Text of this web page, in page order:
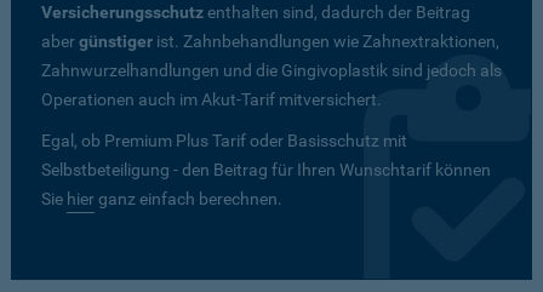
Versicherungsschutzenthalten sind, dadurch der Beitrag
abergünstiger ist. Zahnbehandlungen wie Zahnextraktionen,
Zahnwurzelhandlungen und die Gingivoplastik sind jedoch als
Operationen auch im Akut-Tarif mitversichert.
Egal, ob Premium Plus Tarif oder Basisschutz mit
Selbstbeteiligung - den Beitrag für Ihren Wunschtarif können
Sie hierganz einfach berechnen.